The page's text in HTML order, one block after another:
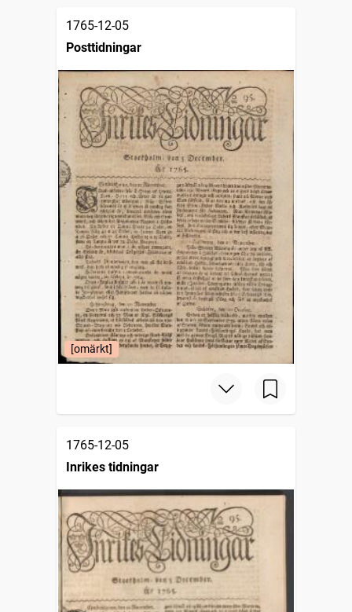
1765-12-05
Posttidningar
[omärkt]
1765-12-05
Inrikes tidningar